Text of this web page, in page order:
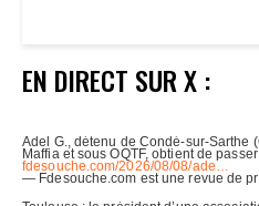
EN DIRECT SUR X :